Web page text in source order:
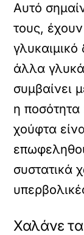
Αυτό
τους,
άλλα
συμβαίνει
η ποσότητα
χούφτα
συστατικά
Χαλάνε